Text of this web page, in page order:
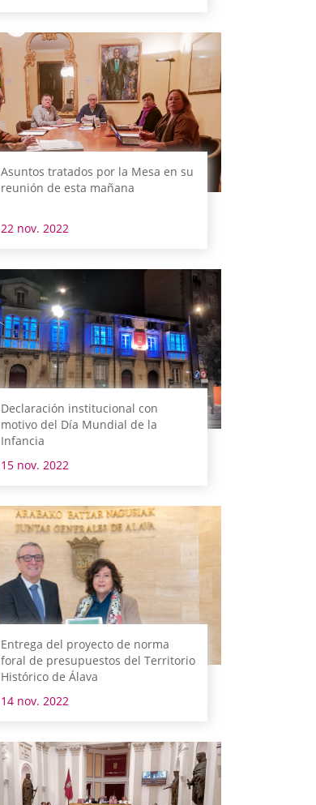
Asuntos tratados por la Mesa en su
reunión de esta mañana
22 nov. 2022
Declaración institucional con
motivo del Día Mundial de la
Infancia
15 nov. 2022
Entrega del proyecto de norma
foral de presupuestos del Territorio
Histórico de Álava
14 nov. 2022